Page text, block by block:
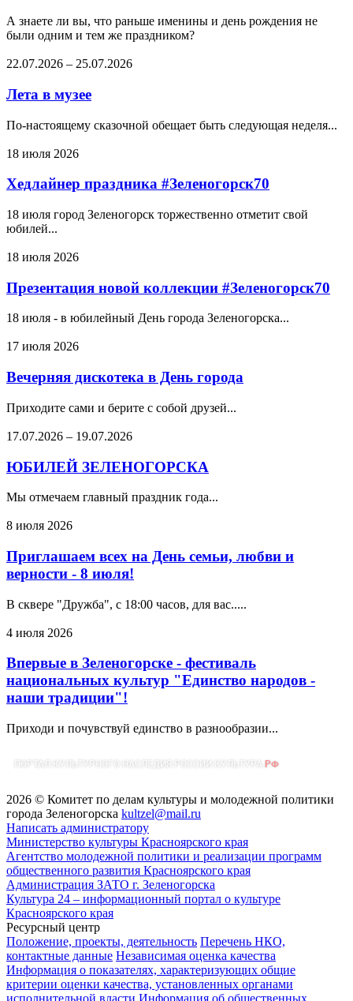
А знаете ли вы, что раньше именины и день рождения не
были одним и тем же праздником?
22.07.2026 – 25.07.2026
Лета в музее
По-настоящему сказочной обещает быть следующая неделя...
18 июля 2026
Хедлайнер праздника #Зеленогорск70
18 июля город Зеленогорск торжественно отметит свой
юбилей...
18 июля 2026
Презентация новой коллекции #Зеленогорск70
18 июля - в юбилейный День города Зеленогорска...
17 июля 2026
Вечерняя дискотека в День города
Приходите сами и берите с собой друзей...
17.07.2026 – 19.07.2026
ЮБИЛЕЙ ЗЕЛЕНОГОРСКА
Мы отмечаем главный праздник года...
8 июля 2026
Приглашаем всех на День семьи, любви и
верности - 8 июля!
В сквере "Дружба", с 18:00 часов, для вас.....
4 июля 2026
Впервые в Зеленогорске - фестиваль
национальных культур "Единство народов -
наши традиции"!
Приходи и почувствуй единство в разнообразии...
2026 © Комитет по делам культуры и молодежной политики
города Зеленогорска kultzel@mail.ru
Написать администратору
Министерство культуры Красноярского края
Агентство молодежной политики и реализации программ
общественного развития Красноярского края
Администрация ЗАТО г. Зеленогорска
Культура 24 – информационный портал о культуре
Красноярского края
Ресурсный центр
Положение, проекты, деятельность Перечень НКО,
контактные данные Независимая оценка качества
Информация о показателях, характеризующих общие
критерии оценки качества, установленных органами